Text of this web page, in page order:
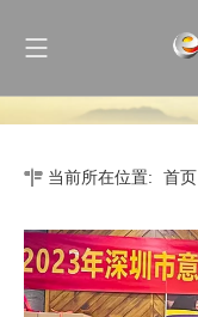
当前所在位置: 首页